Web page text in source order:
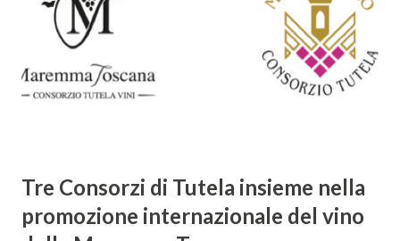
chiare le motivazioni della committenza né della scelta del
soggetto, tema piuttosto frequente nell’iconografia
spagnola, ma del tutto insolito in quella italiana. L’affresco
rappresenta la Vergine incinta, in piedi al centro di una
Tre Consorzi di Tutela insieme nella
promozione internazionale del vino